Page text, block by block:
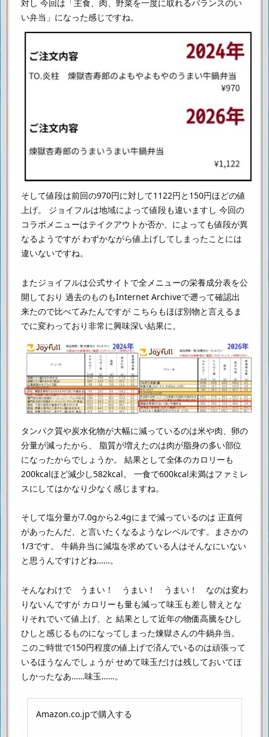
対し 今回は「主食、肉、野菜を一度に取れるバランスのい
い弁当」になった感じですね。
そして値段は前回の970円に対して1122円と150円ほどの値
上げ。
ジョイフルは地域によって値段も違いますし 今回の
コラボメニューはテイクアウトか否か、によっても値段が異
なるようですが わずかながら値上げしてしまったことには
違いないですね。
またジョイフルは公式サイトで全メニューの栄養成分表を公
開しており 過去のものもInternet Archiveで遡って確認出
来たので比べてみたんですが こちらもほぼ別物と言えるま
でに変わっており非常に興味深い結果に。
タンパク質や炭水化物が大幅に減っているのは米や肉、卵の
分量が減ったから、
脂質が増えたのは肉が脂身の多い部位
になったからでしょうか。
結果として全体のカロリーも
200kcalほど減少し582kcal。
一食で600kcal未満はファミレ
スにしてはかなり少なく感じますね。
そして塩分量が7.0gから2.4gにまで減っているのは 正直何
があったんだ、と言いたくなるようなレベルです。まさかの
1/3です。
牛鍋弁当に減塩を求めている人はそんなにいない
と思うんですけどね……。
そんなわけで うまい！ うまい！ うまい！ なのは変わ
りないんですが カロリーも量も減って味玉も差し替えとな
りそれでいて値上げ、と 結果として近年の物価高騰をひし
ひしと感じるものになってしまった煉獄さんの牛鍋弁当。
このご時世で150円程度の値上げで済んでいるのは頑張って
いるほうなんでしょうが せめて味玉だけは残しておいてほ
しかったなあ……味玉……。
Amazon.co.jpで購入する